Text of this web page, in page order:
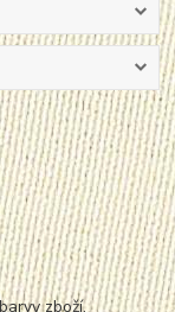
zboží.